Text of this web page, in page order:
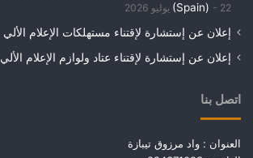
(Spain)
22 يوليو 2026
إعلان عن إستشارة لإقتناء مستهلكات الإعلام الألي
إعلان عن إستشارة لإقتناء عتاد ولوازم الإعلام الألي
اتصل بنا
العنوان : واد مرزوق تيبازة